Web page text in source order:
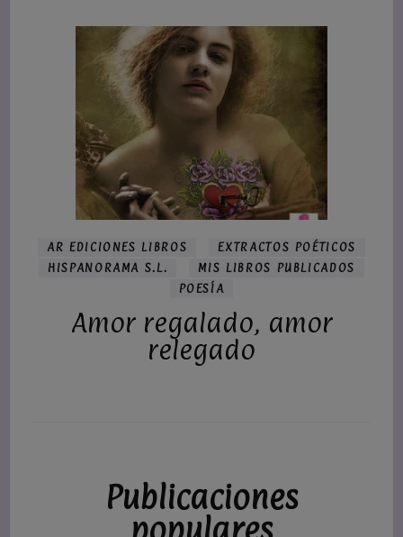
AR EDICIONES LIBROS
EXTRACTOS POÉTICOS
HISPANORAMA S.L.
MIS LIBROS PUBLICADOS
POESÍA
Amor regalado, amor
relegado
Publicaciones